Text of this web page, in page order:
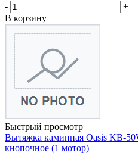
-
+
В корзину
Быстрый просмотр
Вытяжка каминная Oasis KB-
кнопочное (1 мотор)